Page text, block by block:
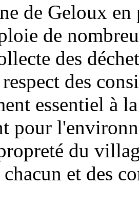
de Geloux
de
des
des
essentiel à
pour
du
et des